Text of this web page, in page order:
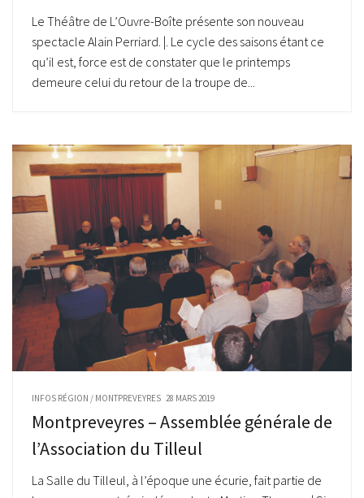
Le Théâtre de L’Ouvre-Boîte présente son nouveau
spectacle Alain Perriard. |. Le cycle des saisons étant ce
qu’il est, force est de constater que le printemps
demeure celui du retour de la troupe de...
INFOS RÉGION / MONTPREVEYRES 28 MARS 2019
Montpreveyres – Assemblée générale de
l’Association du Tilleul
La Salle du Tilleul, à l’époque une écurie, fait partie de